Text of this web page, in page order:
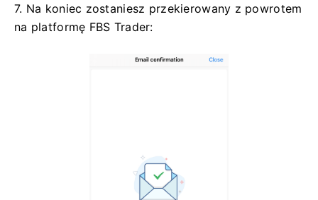
7. Na koniec zostaniesz przekierowany z powrotem
na platformę FBS Trader: